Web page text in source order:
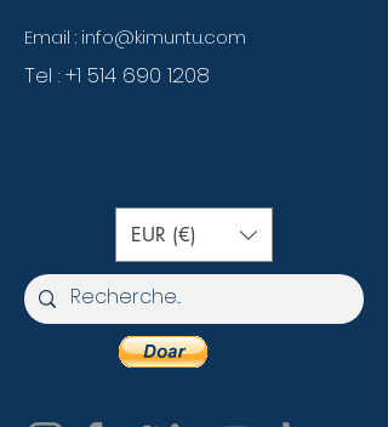
Email : info@kimuntu.com
Tel : +1 514 690 1208
EUR (€)